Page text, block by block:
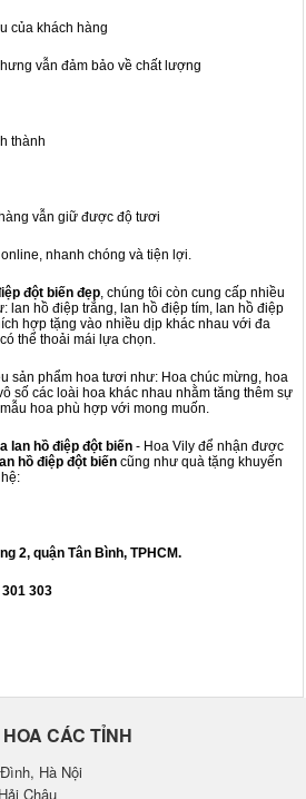
của khách hàng
vẫn đảm bảo về chất lượng
thành
vẫn giữ được độ tươi
online, nhanh chóng và tiện lợi.
đột biến đẹp, chúng tôi còn cung cấp nhiều
lan hồ điệp trắng, lan hồ điệp tím, lan hồ điệp
hợp tặng vào nhiều dịp khác nhau với đa
thể thoải mái lựa chọn.
sản phẩm hoa tươi như: Hoa chúc mừng, hoa
số các loài hoa khác nhau nhằm tăng thêm sự
hoa phù hợp với mong muốn.
lan hồ điệp đột biến - Hoa Vily để nhận được
hồ điệp đột biến cũng như quà tặng khuyến
2, quận Tân Bình, TPHCM.
303
CÁC TỈNH
Hà Nội
Châu